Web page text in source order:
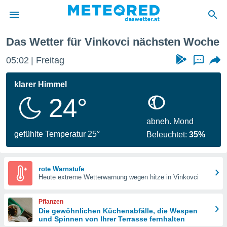
wurde
dass
sind.
diese
Das Wetter für Vinkovci nächsten Woche
05:02 Freitag ...
klarer Himmel
24°
gefühlte Temperatur 25°
abneh. Mond
Beleuchtet:35%
rote Warnstufe
Heute extreme Wetterwarnung wegen hitze in Vinkovci
Pflanzen
Die gewöhnlichen Küchenabfälle, die Wespen
und Spinnen von Ihrer Terrasse fernhalten